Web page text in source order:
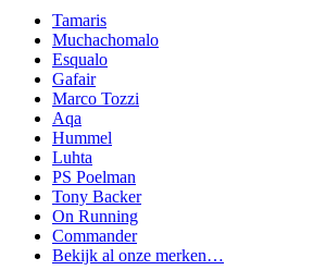
Tamaris
Muchachomalo
Esqualo
Gafair
Marco Tozzi
Aqa
Hummel
Luhta
PS Poelman
Tony Backer
On Running
Commander
Bekijk al onze merken…